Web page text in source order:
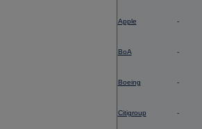
Apple -
BoA -
Boeing -
Citigroup -